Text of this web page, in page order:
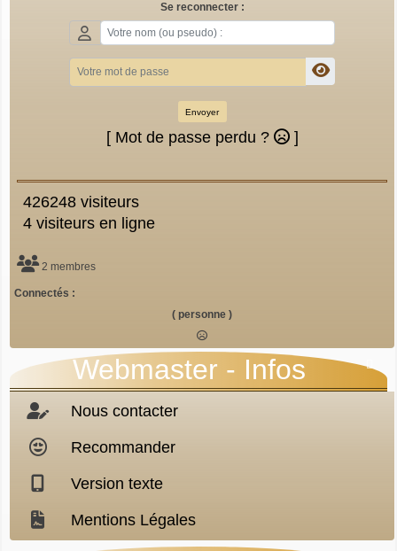
Se reconnecter :
Envoyer
[ Mot de passe perdu ? ]
426248 visiteurs
4 visiteurs en ligne
2 membres
Connectés :
( personne )

Webmaster - Infos
Nous contacter
Recommander
Version texte
Mentions Légales